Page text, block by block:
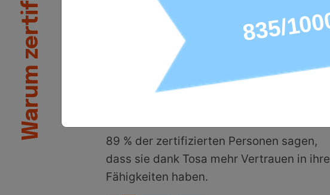
verfügt. Mit einem Ergebnis aus der
Höchstpunktzahl 1.000 lassen sich Tosa
Zertifizierungen einfach in berufliche
Netzwerke und Lebensläufe oder
akademische Lehrpläne und
89 % der zertifizierten Personen sagen,
dass sie dank Tosa mehr Vertrauen in ihre
Fähigkeiten haben.